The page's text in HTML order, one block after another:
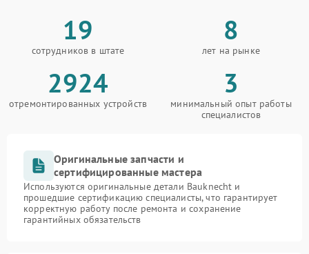
19
сотрудников в штате
8
лет на рынке
2924
отремонтированных устройств
3
минимальный опыт работы
специалистов
Оригинальные запчасти и
сертифицированные мастера
Используются оригинальные детали Bauknecht и
прошедшие сертификацию специалисты, что гарантирует
корректную работу после ремонта и сохранение
гарантийных обязательств